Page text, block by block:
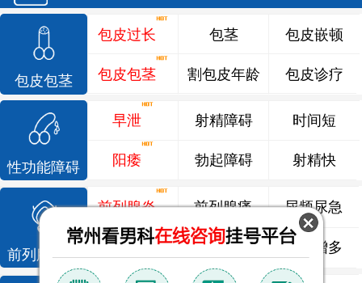
包皮包茎
包皮过长
包皮包茎
包茎
割包皮年龄
包皮嵌顿
包皮诊疗
性功能障碍
早泄
阳痿
射精障碍
勃起障碍
时间短
射精快
前列腺疾病
前列腺炎 前列腺痛 尿频尿急
前列腺增生 排尿不畅 夜尿增多